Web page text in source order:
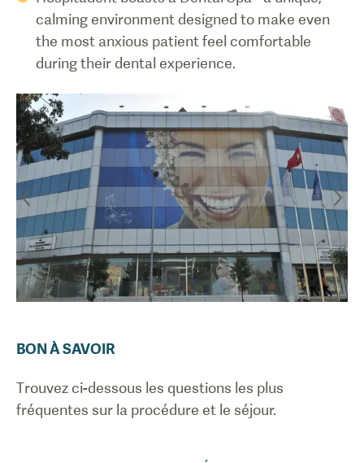
calming environment designed to make even
the most anxious patient feel comfortable
during their dental experience.
BON À SAVOIR
Trouvez ci-dessous les questions les plus
fréquentes sur la procédure et le séjour.